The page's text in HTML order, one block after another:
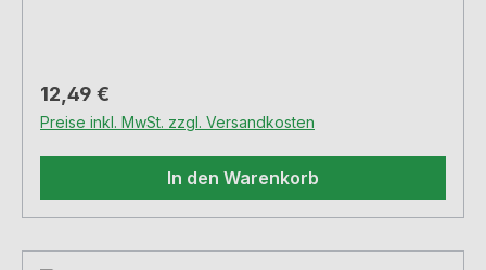
Regulärer Preis:
12,49 €
Preise inkl. MwSt. zzgl. Versandkosten
In den Warenkorb